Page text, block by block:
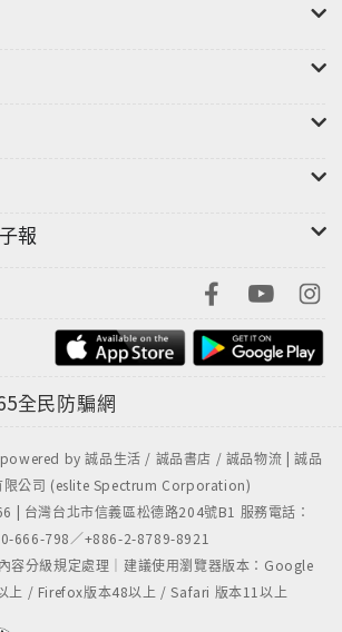
報
全民防騙網
by 誠品生活 / 誠品書店 / 誠品物流 | 誠品
限公司 (eslite Spectrum Corporation)
| 台灣台北市信義區松德路204號B1 服務電話：
666-798／+886-2-8789-8921
容分級規定處理｜建議使用瀏覽器版本：Google
上 / Firefox版本48以上 / Safari 版本11以上